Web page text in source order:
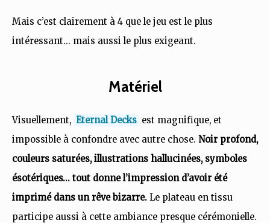
Mais c’est clairement à 4 que le jeu est le plus
intéressant… mais aussi le plus exigeant.
Matériel
Visuellement, Eternal Decks est magnifique, et
impossible à confondre avec autre chose. Noir profond,
couleurs saturées, illustrations hallucinées, symboles
ésotériques… tout donne l’impression d’avoir été
imprimé dans un rêve bizarre. Le plateau en tissu
participe aussi à cette ambiance presque cérémonielle.